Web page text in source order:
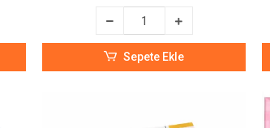
Sepete Ekle